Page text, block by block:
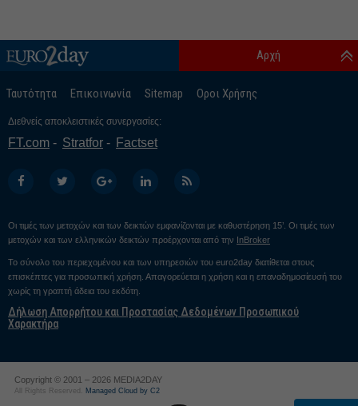
Ταυτότητα Επικοινωνία Sitemap Οροι Χρήσης
Αρχή
Διεθνείς αποκλειστικές συνεργασίες:
FT.com Stratfor Factset
Οι τιμές των μετοχών και των δεικτών εμφανίζονται με καθυστέρηση 15’. Οι τιμές των
μετοχών και των ελληνικών δεικτών προέρχονται από την InBroker
Το σύνολο του περιεχομένου και των υπηρεσιών του euro2day διατίθεται στους
επισκέπτες για προσωπική χρήση. Απαγορεύεται η χρήση και η επαναδημοσίευσή του
χωρίς τη γραπτή άδεια του εκδότη.
Δήλωση Απορρήτου και Προστασίας Δεδομένων Προσωπικού
Χαρακτήρα
Copyright © 2001 – 2026 MEDIA2DAY
All Rights Reserved. Managed Cloud by C2